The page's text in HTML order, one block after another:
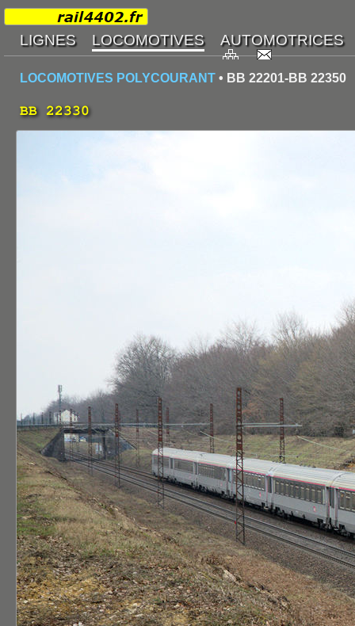
LOCOMOTIVES POLYCOURANT • BB 22201-BB 22350
BB 22330